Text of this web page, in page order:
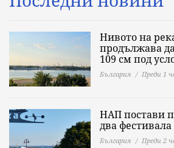
Нивото на
продължава
109 см под
България Преди 1
НАП постави
два фестивала
България Преди 2